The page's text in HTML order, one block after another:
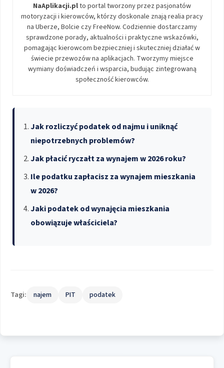
NaAplikacji.plto portal tworzony przez pasjonatów
motoryzacji i kierowców, którzy doskonale znają realia pracy
na Uberze, Bolcie czy FreeNow. Codziennie dostarczamy
sprawdzone porady, aktualności i praktyczne wskazówki,
pomagając kierowcom bezpieczniej i skuteczniej działać w
świecie przewozów na aplikacjach. Tworzymy miejsce
wymiany doświadczeń i wsparcia, budując zintegrowaną
społeczność kierowców.
Jak rozliczyć podatek od najmu i uniknąć
niepotrzebnych problemów?
Jak płacić ryczałt za wynajem w 2026 roku?
Ile podatku zapłacisz za wynajem mieszkania
w 2026?
Jaki podatek od wynajęcia mieszkania
obowiązuje właściciela?
Tagi: najem PIT podatek